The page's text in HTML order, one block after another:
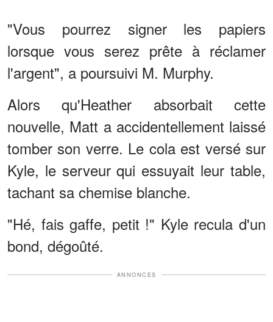
"Vous pourrez signer les papiers
lorsque vous serez prête à réclamer
l'argent", a poursuivi M. Murphy.
Alors qu'Heather absorbait cette
nouvelle, Matt a accidentellement laissé
tomber son verre. Le cola est versé sur
Kyle, le serveur qui essuyait leur table,
tachant sa chemise blanche.
"Hé, fais gaffe, petit !" Kyle recula d'un
bond, dégoûté.
ANNONCES